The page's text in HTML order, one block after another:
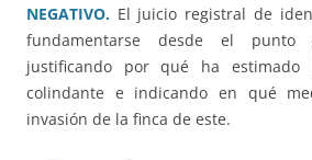
NEGATIVO. El juicio registral de
fundamentarse desde el punto
justificando por qué ha estimado
colindante e indicando en qué
invasión de la finca de este.